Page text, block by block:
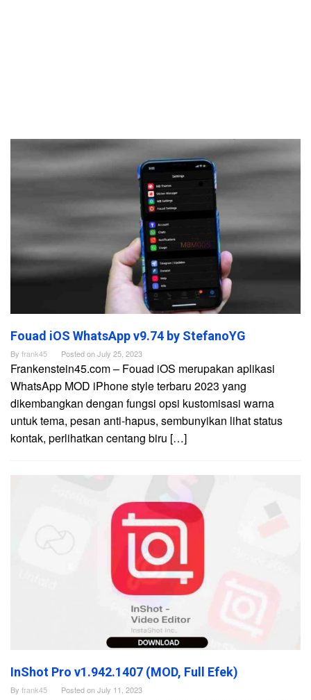
Frankenstein45.Com
Fouad iOS WhatsApp v9.74 by StefanoYG
By frank45 Posted onJuly 25, 2023
Frankenstein45.com – Fouad iOS merupakan aplikasi
WhatsApp MOD iPhone style terbaru 2023 yang
dikembangkan dengan fungsi opsi kustomisasi warna
untuk tema, pesan anti-hapus, sembunyikan lihat status
kontak, perlihatkan centang biru […]
InShot Pro v1.942.1407 (MOD, Full Efek)
By frank45 Posted onJuly 11, 2023